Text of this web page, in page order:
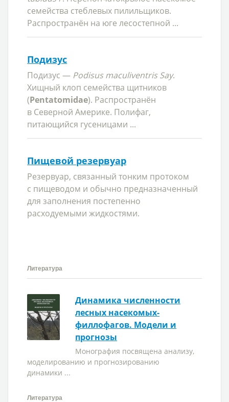
семейства стеблевых пилильщиков.
Распространён на юге лесостепной ...
Подизус
Подизус — Podisus maculiventris Say.
Хищный клоп семейства щитников
(Pentatomidae). Распространён
в Северной Америке. Полифаг,
питающийся гусеницами ...
Пищевой резервуар
Резервуар, связанный тонким протоком
с пищеводом и обычно предназначенный
для заполнения постепенно
расходуемыми жидкостями.
Литература
Динамика численности
лесных насекомых-
филлофагов. Модели и
прогнозы
Монография посвящена анализу,
моделированию и прогнозированию
динамики ...
Литература